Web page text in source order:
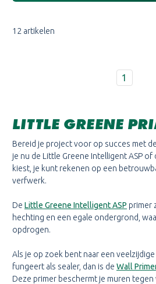
12 artikelen
1
LITTLE GREENE
Bereid je project voor op succes met
je nu de Little Greene Intelligent ASP of
kiest, je kunt rekenen op een
verfwerk.
De Little Greene Intelligent ASP primer
hechting en een egale ondergrond,
opdrogen.
Als je op zoek bent naar een
fungeert als sealer, dan is de Wall
Deze primer beschermt je muren